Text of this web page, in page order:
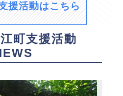
援活動はこちら
町支援活動